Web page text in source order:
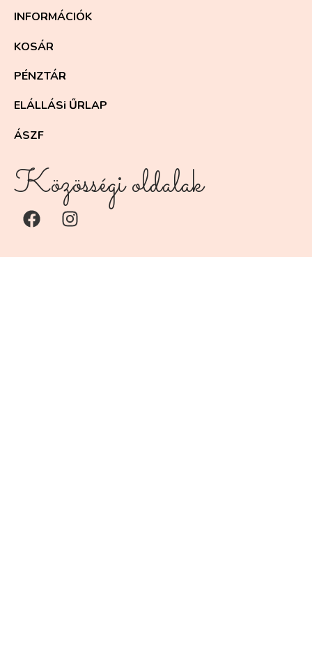
INFORMÁCIÓK
KOSÁR
PÉNZTÁR
ELÁLLÁSi ŰRLAP
ÁSZF
Közösségi oldalak